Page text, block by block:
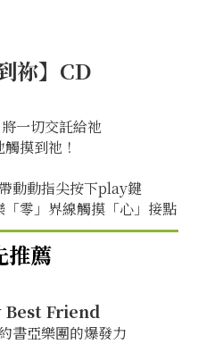
祢】CD
一切交託給祂
摸到祂！
動動指尖按下play鍵
零」界線觸摸「心」接點
薦
Best Friend
書亞樂團的爆發力